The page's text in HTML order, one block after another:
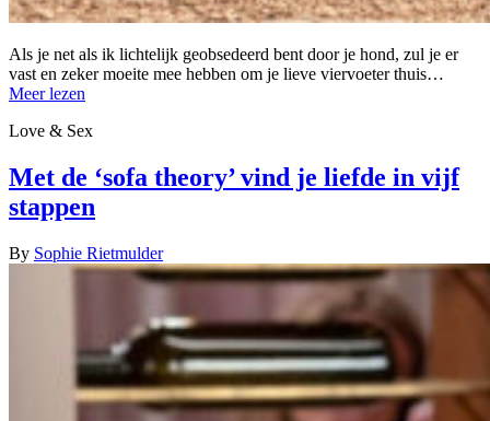
Als je net als ik lichtelijk geobsedeerd bent door je hond, zul je er
vast en zeker moeite mee hebben om je lieve viervoeter thuis…
Meer lezen
Love & Sex
Met de ‘sofa theory’ vind je liefde in vijf
stappen
By Sophie Rietmulder